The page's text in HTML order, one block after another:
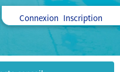
Connexion Inscription